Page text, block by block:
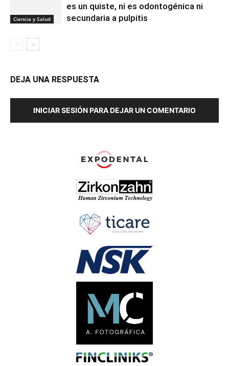
Ciencia y Salud
es un quiste, ni es odontogénica ni
secundaria a pulpitis
DEJA UNA RESPUESTA
INICIAR SESIÓN PARA DEJAR UN COMENTARIO